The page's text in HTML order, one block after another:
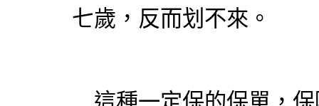
七歲，反而划不來。